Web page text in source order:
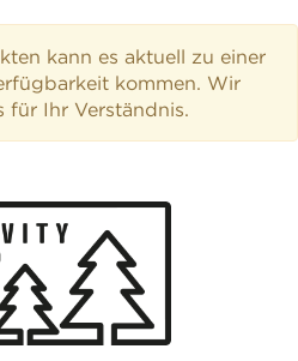
kann es aktuell zu einer
kommen. Wir
für Ihr Verständnis.